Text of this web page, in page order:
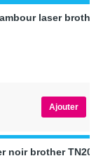
laser
noir brother